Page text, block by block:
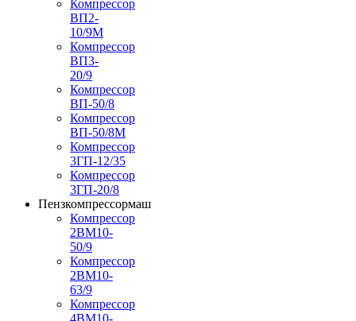
Компрессор
ВП2-
10/9М
Компрессор
ВП3-
20/9
Компрессор
ВП-50/8
Компрессор
ВП-50/8М
Компрессор
3ГП-12/35
Компрессор
3ГП-20/8
Пензкомпрессормаш
Компрессор
2ВМ10-
50/9
Компрессор
2ВМ10-
63/9
Компрессор
4ВМ10-